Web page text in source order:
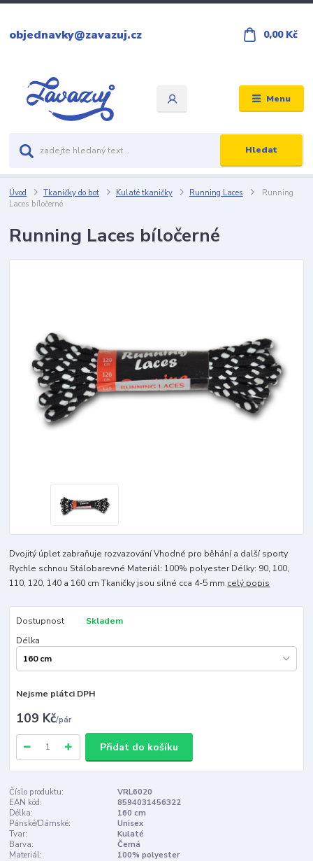
Menu
Hledat
objednavky@zavazuj.cz 0,00 Kč
Úvod Tkaničky do bot Kulaté tkaničky Running Laces
Running
Laces bíločerné
Running Laces bíločerné
Dvojitý úplet zabraňuje rozvazování Vhodné pro běhání a další sporty
Rychle schnou Stálobarevné Materiál: 100% polyester Délky: 90, 100,
110, 120, 140 a 160 cm Tkaničky jsou silné cca 4-5 mm celý popis
Dostupnost
Skladem
Délka
Nejsme plátci DPH
109 Kč/pár
Přidat do košíku
Číslo produktu:
VRL6020
EAN kód:
8594031456322
Délka:
160 cm
Pánské/Dámské:
Unisex
Tvar:
Kulaté
Barva:
Černá
Materiál:
100% polyester